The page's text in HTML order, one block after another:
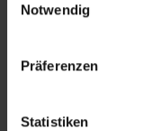
Notwendig
Präferenzen
Statistiken